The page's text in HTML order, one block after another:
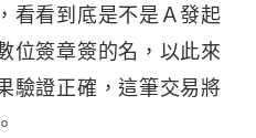
看看到底是不是Ａ發起
位簽章簽的名，以此來
驗證正確，這筆交易將